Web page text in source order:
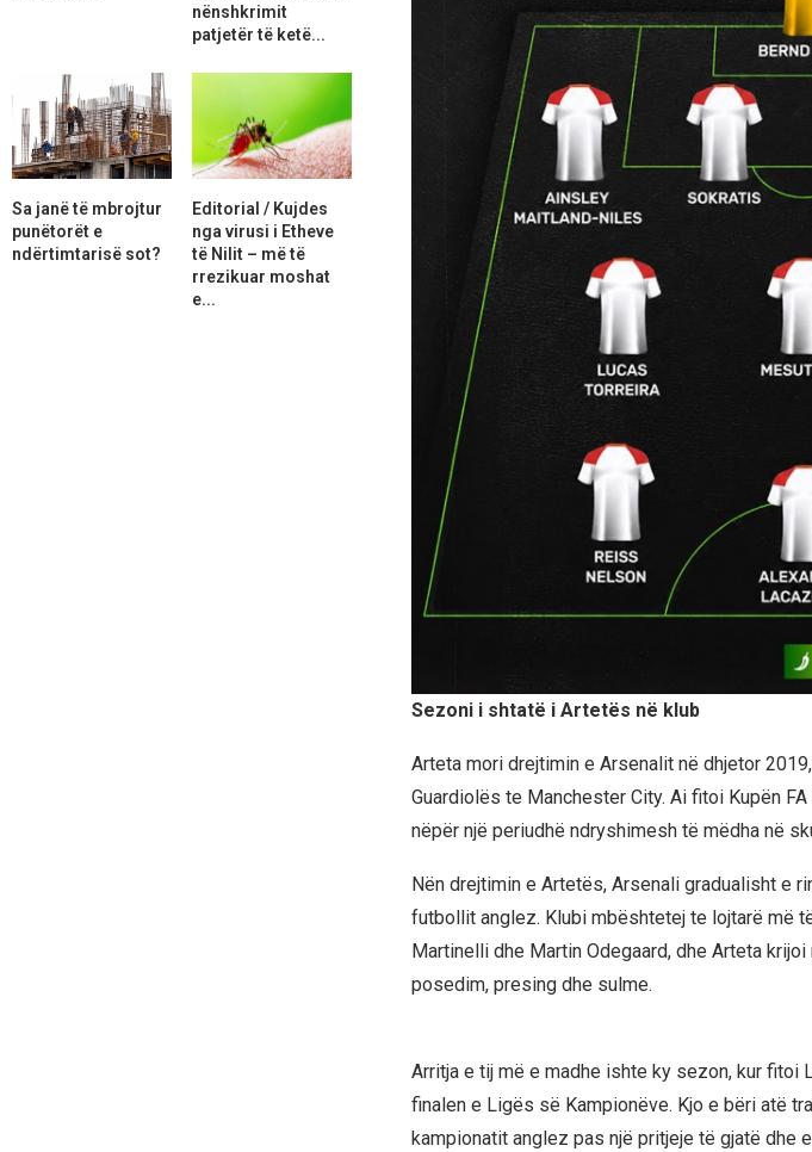
Sezoni i shtatë i Artetës në klub
Arteta mori drejtimin e Arsenalit në dhjetor
Guardiolës te Manchester City. Ai fitoi Kupën
nëpër një periudhë ndryshimesh të mëdha në
Nën drejtimin e Artetës, Arsenali gradualisht e
futbollit anglez. Klubi mbështetej te lojtarë më
Martinelli dhe Martin Odegaard, dhe Arteta
posedim, presing dhe sulme.
Arritja e tij më e madhe ishte ky sezon, kur fitoi
finalen e Ligës së Kampionëve. Kjo e bëri atë
kampionatit anglez pas një pritjeje të gjatë dhe
nënshkrimit
patjetër të ketë...
Sa janë të mbrojtur
punëtorët e
ndërtimtarisë sot?
Editorial / Kujdes
nga virusi i Etheve
të Nilit – më të
rrezikuar moshat
e...